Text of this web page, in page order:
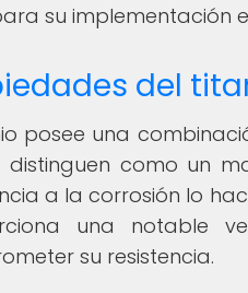
su implementación
del
posee una
distinguen como un
a la corrosión lo
una notable
su resistencia.